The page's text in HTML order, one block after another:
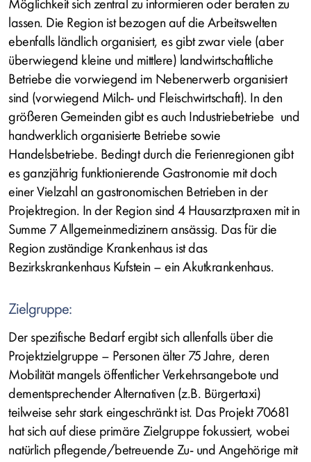
Möglichkeit sich zentral zu informieren oder beraten zu
lassen. Die Region ist bezogen auf die Arbeitswelten
ebenfalls ländlich organisiert, es gibt zwar viele (aber
überwiegend kleine und mittlere) landwirtschaftliche
Betriebe die vorwiegend im Nebenerwerb organisiert
sind (vorwiegend Milch- und Fleischwirtschaft). In den
größeren Gemeinden gibt es auch Industriebetriebe und
handwerklich organisierte Betriebe sowie
Handelsbetriebe. Bedingt durch die Ferienregionen gibt
es ganzjährig funktionierende Gastronomie mit doch
einer Vielzahl an gastronomischen Betrieben in der
Projektregion. In der Region sind 4 Hausarztpraxen mit in
Summe 7 Allgemeinmedizinern ansässig. Das für die
Region zuständige Krankenhaus ist das
Bezirkskrankenhaus Kufstein – ein Akutkrankenhaus.
Zielgruppe:
Der spezifische Bedarf ergibt sich allenfalls über die
Projektzielgruppe – Personen älter 75 Jahre, deren
Mobilität mangels öffentlicher Verkehrsangebote und
dementsprechender Alternativen (z.B. Bürgertaxi)
teilweise sehr stark eingeschränkt ist. Das Projekt 70681
hat sich auf diese primäre Zielgruppe fokussiert, wobei
natürlich pflegende/betreuende Zu- und Angehörige mit